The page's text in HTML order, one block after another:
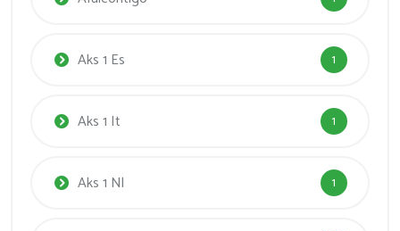
Aks 1 Es 1
Aks 1 It 1
Aks 1 Nl 1